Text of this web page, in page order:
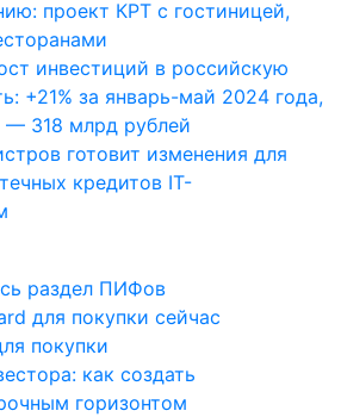
проект КРТ с гостиницей,
инвестиций в российскую
+21% за январь-май 2024 года,
318 млрд рублей
готовит изменения для
кредитов IT-
для покупки сейчас
покупки
как создать
горизонтом